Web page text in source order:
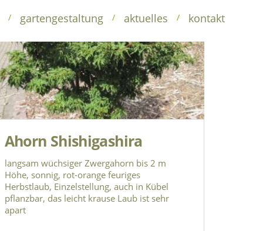
/ gartengestaltung / aktuelles / kontakt
baumschule gartengestaltung kontakt
Ahorn Shishigashira
langsam wüchsiger Zwergahorn bis 2 m
Höhe, sonnig, rot-orange feuriges
Herbstlaub, Einzelstellung, auch in Kübel
pflanzbar, das leicht krause Laub ist sehr
apart